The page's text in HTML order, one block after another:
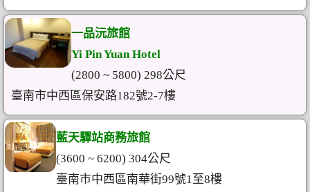
一品沅旅館
Yi Pin Yuan Hotel
(2800 ~ 5800) 298公尺
臺南市中西區保安路182號2-7樓
藍天驛站商務旅館
(3600 ~ 6200) 304公尺
臺南市中西區南華街99號1至8樓